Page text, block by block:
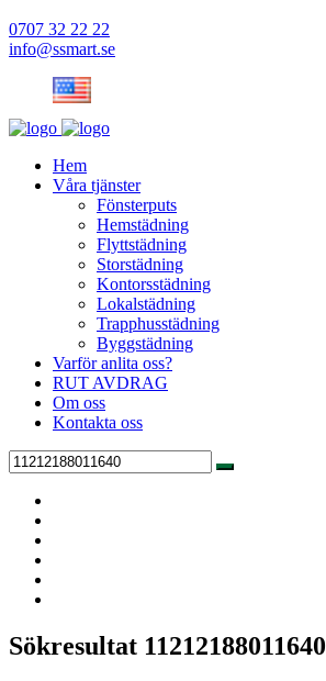
0707 32 22 22
info@ssmart.se
Hem
Våra tjänster
Fönsterputs
Hemstädning
Flyttstädning
Storstädning
Kontorsstädning
Lokalstädning
Trapphusstädning
Byggstädning
Varför anlita oss?
RUT AVDRAG
Om oss
Kontakta oss
Sökresultat 11212188011640